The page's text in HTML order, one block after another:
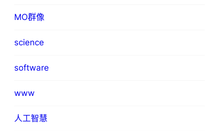
MO群像
science
software
www
人工智慧